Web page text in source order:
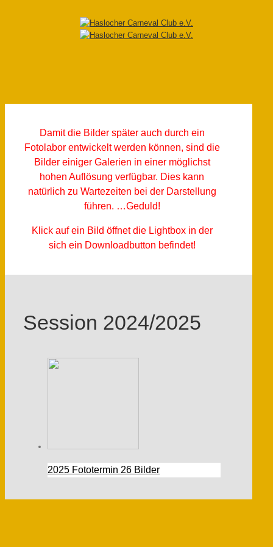
Damit die Bilder später auch durch ein
Fotolabor entwickelt werden können, sind die
Bilder einiger Galerien in einer möglichst
hohen Auflösung verfügbar. Dies kann
natürlich zu Wartezeiten bei der Darstellung
führen. …Geduld!
Klick auf ein Bild öffnet die Lightbox in der
sich ein Downloadbutton befindet!
Session 2024/2025
2025 Fototermin 26 Bilder